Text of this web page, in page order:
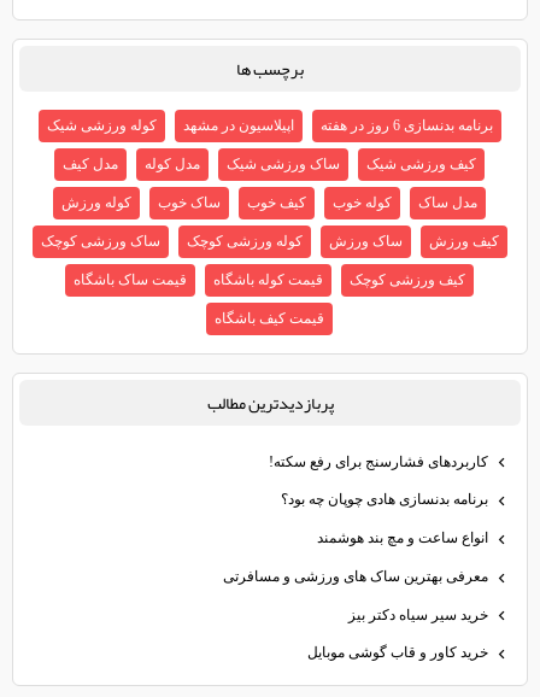
برچسب ها
برنامه بدنسازی 6 روز در هفته اپیلاسیون در مشهد کوله ورزشی شیک
کیف ورزشی شیک ساک ورزشی شیک مدل کوله مدل کیف
مدل ساک کوله خوب کیف خوب ساک خوب کوله ورزش
کیف ورزش ساک ورزش کوله ورزشی کوچک ساک ورزشی کوچک
کیف ورزشی کوچک قیمت کوله باشگاه قیمت ساک باشگاه
قیمت کیف باشگاه
پربازديدترين مطالب
کاربردهای فشارسنج برای رفع سکته!
برنامه بدنسازی هادی چوپان چه بود؟
انواع ساعت و مچ‌ بند هوشمند
معرفی بهترین ساک های ورزشی و مسافرتی
خرید سیر سیاه دکتر بیز
خرید کاور و قاب گوشی موبایل